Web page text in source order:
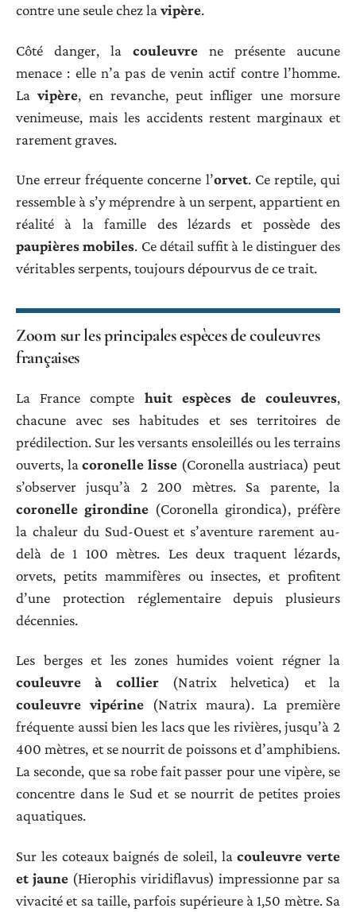
contre une seule chez lavipère.
Côté danger, la couleuvre ne présente aucune
menace : elle n’a pas de venin actif contre l’homme.
Lavipère, en revanche, peut infliger une morsure
venimeuse, mais les accidents restent marginaux et
rarement graves.
Une erreur fréquente concerne l’orvet. Ce reptile, qui
ressemble à s’y méprendre à un serpent, appartient en
réalité à la famille des lézards et possède des
paupières mobiles. Ce détail suffit à le distinguer des
véritables serpents, toujours dépourvus de ce trait.
Zoom sur les principales espèces de couleuvres
françaises
La France compte huit espèces de couleuvres,
chacune avec ses habitudes et ses territoires de
prédilection. Sur les versants ensoleillés ou les terrains
ouverts, lacoronelle lisse (Coronella austriaca) peut
s’observer jusqu’à 2 200 mètres. Sa parente, la
coronelle girondine (Coronella girondica), préfère
la chaleur du Sud-Ouest et s’aventure rarement au-
delà de 1 100 mètres. Les deux traquent lézards,
orvets, petits mammifères ou insectes, et profitent
d’une protection réglementaire depuis plusieurs
décennies.
Les berges et les zones humides voient régner la
couleuvre à collier(Natrix helvetica) et la
couleuvre vipérine (Natrix maura). La première
fréquente aussi bien les lacs que les rivières, jusqu’à 2
400 mètres, et se nourrit de poissons et d’amphibiens.
La seconde, que sa robe fait passer pour une vipère, se
concentre dans le Sud et se nourrit de petites proies
aquatiques.
Sur les coteaux baignés de soleil, lacouleuvre verte
et jaune (Hierophis viridiflavus) impressionne par sa
vivacité et sa taille, parfois supérieure à 1,50 mètre. Sa